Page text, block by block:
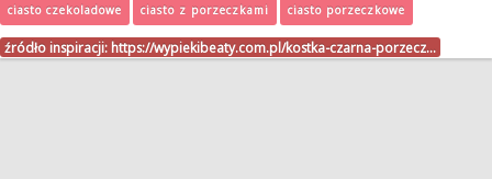
ciasto czekoladowe ciasto z porzeczkami ciasto porzeczkowe
źródło inspiracji: https://wypiekibeaty.com.pl/kostka-czarna-porzecz…